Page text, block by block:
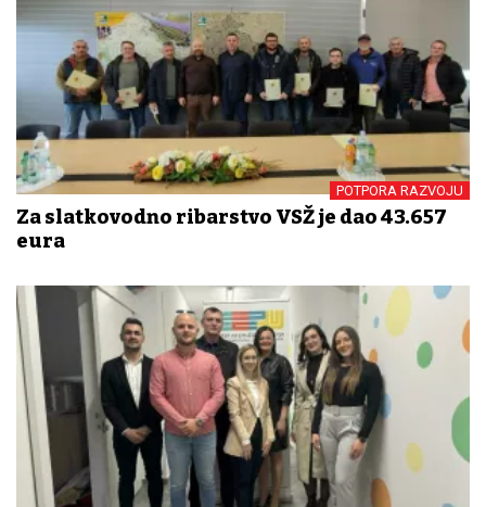
POTPORA RAZVOJU
Za slatkovodno ribarstvo VSŽ je dao 43.657
eura